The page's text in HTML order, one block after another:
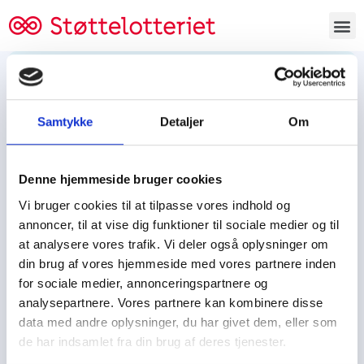
Samtykke Detaljer Om
Denne hjemmeside bruger cookies
Vi bruger cookies til at tilpasse vores indhold og
annoncer, til at vise dig funktioner til sociale medier og til
at analysere vores trafik. Vi deler også oplysninger om
din brug af vores hjemmeside med vores partnere inden
for sociale medier, annonceringspartnere og
analysepartnere. Vores partnere kan kombinere disse
data med andre oplysninger, du har givet dem, eller som
de har indsamlet fra din brug af deres tjenester.
Tjen penge og støt
Tjen penge til:
Spejdere/spejdergruppen/FDF’ere, m.fl.
Kontor
Tjenpengeogstoet.dk
Ejby Industrivej 91
DK – 2600 Glostrup
CVR: 19347508